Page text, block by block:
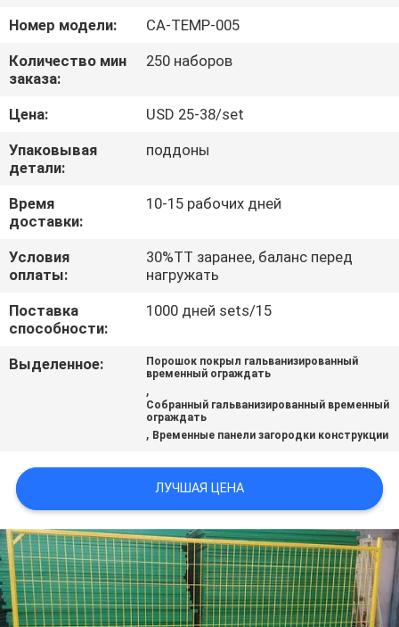
ПРОВЕРКА
КАЧЕСТВА
СВЯЖИТЕСЬ
МЫ
СПРОСИТЕ
ЦИТАТУ
КАРТА
САЙТА
PRIVACY
Номер модели:
CA-TEMP-005
Количество мин
заказа:
250 наборов
Цена:
USD 25-38/set
Упаковывая
детали:
поддоны
Время
доставки:
10-15 рабочих дней
Условия
оплаты:
30%TT заранее, баланс перед
нагружать
Поставка
способности:
1000 дней sets/15
Выделенное:
Порошок покрыл гальванизированный
временный ограждать
,
Собранный гальванизированный временный
ограждать
, Временные панели загородки конструкции
ЛУЧШАЯ ЦЕНА